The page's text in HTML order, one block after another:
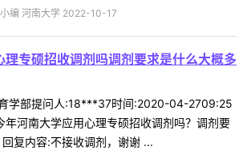
编 河南大学 2022-10-17
理专硕招收调剂吗调剂要求是什么大概多
学部提问人:18***37时间:2020-04-2709:25
年河南大学应用心理专硕招收调剂吗？调剂要
复内容:不接收调剂，谢谢 ...